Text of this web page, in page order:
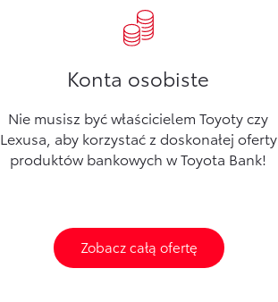
Konta osobiste
Nie musisz być właścicielem Toyoty czy
Lexusa, aby korzystać z doskonałej oferty
produktów bankowych w Toyota Bank!
Zobacz całą ofertę